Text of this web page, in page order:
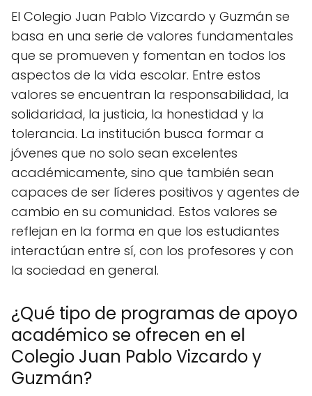
El Colegio Juan Pablo Vizcardo y Guzmán se
basa en una serie de valores fundamentales
que se promueven y fomentan en todos los
aspectos de la vida escolar. Entre estos
valores se encuentran la responsabilidad, la
solidaridad, la justicia, la honestidad y la
tolerancia. La institución busca formar a
jóvenes que no solo sean excelentes
académicamente, sino que también sean
capaces de ser líderes positivos y agentes de
cambio en su comunidad. Estos valores se
reflejan en la forma en que los estudiantes
interactúan entre sí, con los profesores y con
la sociedad en general.
¿Qué tipo de programas de apoyo
académico se ofrecen en el
Colegio Juan Pablo Vizcardo y
Guzmán?